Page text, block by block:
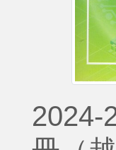
2024-